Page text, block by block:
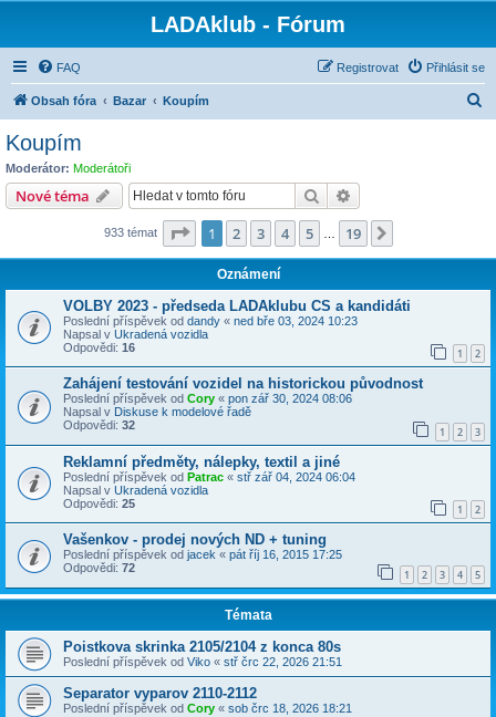
LADAklub - Fórum
FAQ Přihlásit se
Registrovat
Obsah fóra Bazar Koupím
Koupím
Moderátor: Moderátoři
Nové téma Hledat
933 témat Stránka z 19
1 2 3 4 5 19
Oznámení
VOLBY 2023 - předseda LADAklubu CS a kandidáti
Poslední příspěvek od dandy « ned bře 03, 2024 10:23
Napsal v Ukradená vozidla
Odpovědi: 16 1 2
Zahájení testování vozidel na historickou původnost
Poslední příspěvek od Cory « pon zář 30, 2024 08:06
Napsal v Diskuse k modelové řadě
Odpovědi: 32 1 2 3
Reklamní předměty, nálepky, textil a jiné
Poslední příspěvek od Patrac « stř zář 04, 2024 06:04
Napsal v Ukradená vozidla
Odpovědi: 25 1 2
Vašenkov - prodej nových ND + tuning
Poslední příspěvek od jacek « pát říj 16, 2015 17:25
Odpovědi: 72 1 2 3 4 5
Témata
Poistkova skrinka 2105/2104 z konca 80s
Poslední příspěvek od Viko « stř črc 22, 2026 21:51
Separator vyparov 2110-2112
Poslední příspěvek od Cory « sob črc 18, 2026 18:21